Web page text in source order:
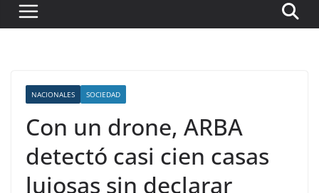
NACIONALES SOCIEDAD
Con un drone, ARBA
detectó casi cien casas
lujosas sin declarar